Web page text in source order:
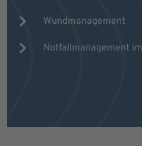
Wundmanagement
Notfallmanagement